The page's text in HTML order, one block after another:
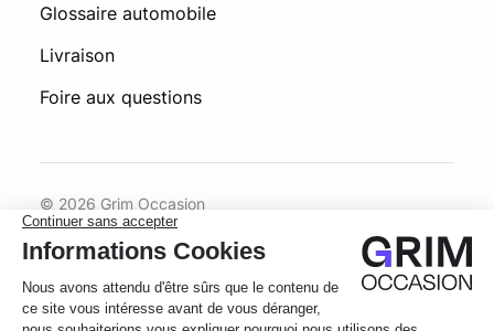
Glossaire automobile
Livraison
Foire aux questions
© 2026 Grim Occasion
Conditions générales d’utilisation
Politique de confidentialité